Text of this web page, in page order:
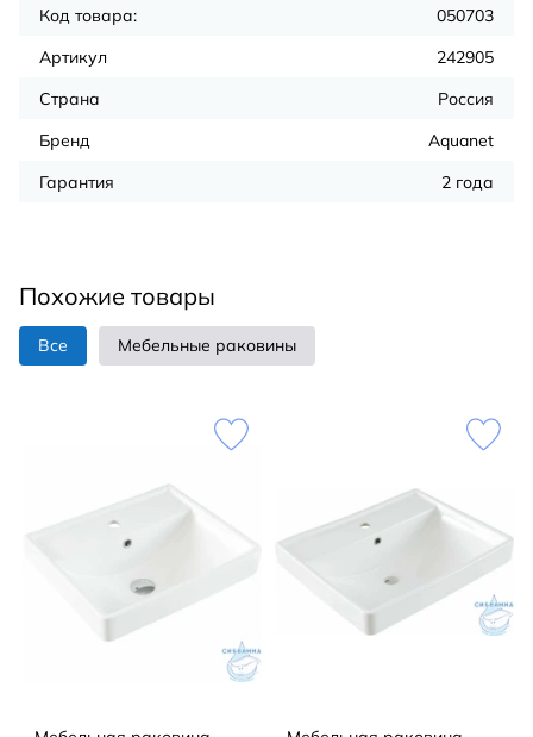
Код товара:
050703
Артикул
242905
Страна
Россия
Бренд
Aquanet
Гарантия
2 года
Похожие товары
Все Мебельные раковины